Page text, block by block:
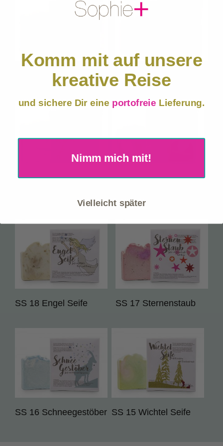
Warenkorb
Händler-Anmeldung
SS60 Christmas Girl SS 43 Wintergruss
SS 18 Engel Seife SS 17 Sternenstaub
SS 16 Schneegestöber SS 15 Wichtel Seife
Komm mit auf unsere
kreative Reise
und sichere Dir eine portofreie Lieferung.
Nimm mich mit!
Vielleicht später